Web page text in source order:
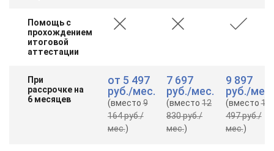
Помощь с
прохождением
итоговой
аттестации
При
рассрочке на
6 месяцев
от 5 497
руб./мес.
(вместо9
164 руб./
мес.)
7 697
руб./мес.
(вместо12
830 руб./
мес.)
9 897
руб./мес.
(вместо16
497 руб./
мес.)